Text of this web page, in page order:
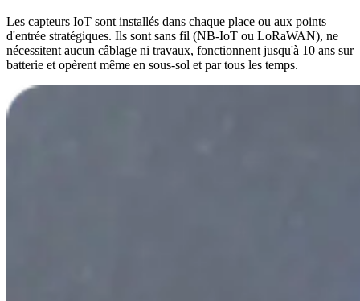
Les capteurs IoT sont installés dans chaque place ou aux points
d'entrée stratégiques. Ils sont sans fil (NB-IoT ou LoRaWAN), ne
nécessitent aucun câblage ni travaux, fonctionnent jusqu'à 10 ans sur
batterie et opèrent même en sous-sol et par tous les temps.